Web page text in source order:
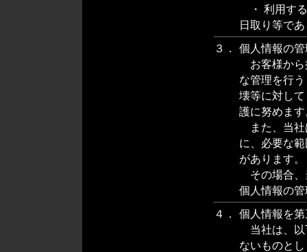
・ 利用する
日取り等で
３．
個人情報の
お客様から
な管理を行
壊等に対し
護に努めます
また、当社
に、必要な
があります。
その場合、
個人情報の
４．
個人情報を
当社は、以
ないものと